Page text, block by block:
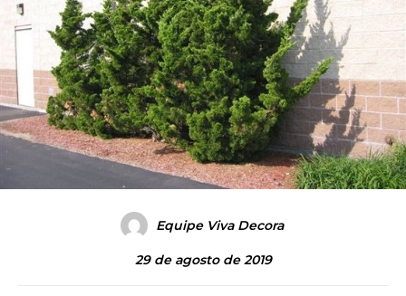
Equipe Viva Decora
29 de agosto de 2019